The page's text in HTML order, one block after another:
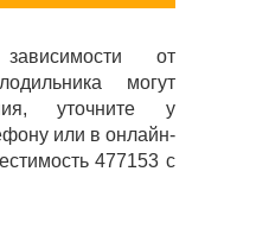
от
могут
уточните у
или в онлайн-
477153 с